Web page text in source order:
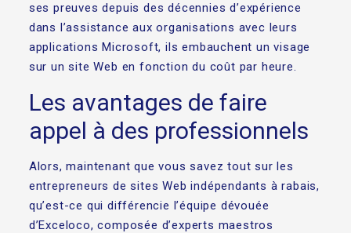
ses preuves depuis des décennies d’expérience
dans l’assistance aux organisations avec leurs
applications Microsoft, ils embauchent un visage
sur un site Web en fonction du coût par heure.
Les avantages de faire
appel à des professionnels
Alors, maintenant que vous savez tout sur les
entrepreneurs de sites Web indépendants à rabais,
qu’est-ce qui différencie l’équipe dévouée
d’Exceloco, composée d’experts maestros